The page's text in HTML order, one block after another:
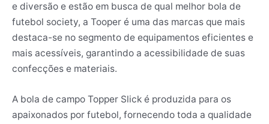
e diversão e estão em busca de qual melhor bola de
futebol society, a Tooper é uma das marcas que mais
destaca-se no segmento de equipamentos eficientes e
mais acessíveis, garantindo a acessibilidade de suas
confecções e materiais.
A bola de campo Topper Slick é produzida para os
apaixonados por futebol, fornecendo toda a qualidade